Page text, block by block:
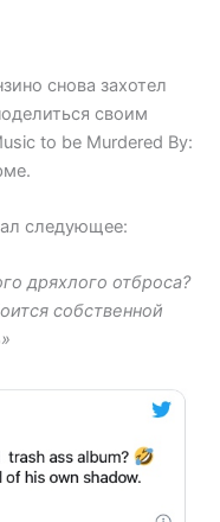
снова захотел
своим
to be Murdered By:
следующее:
дряхлого отброса?
собственной